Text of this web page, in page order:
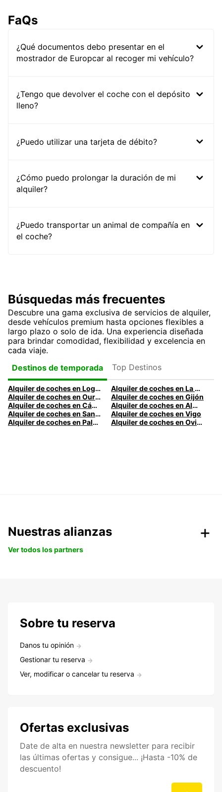
FaQs
¿Qué documentos debo presentar en el
mostrador de Europcar al recoger mi vehículo?
¿Tengo que devolver el coche con el depósito
lleno?
¿Puedo utilizar una tarjeta de débito?
¿Cómo puedo prolongar la duración de mi
alquiler?
¿Puedo transportar un animal de compañía en
el coche?
Búsquedas más frecuentes
Descubre una gama exclusiva de servicios de alquiler,
desde vehículos premium hasta opciones flexibles a
largo plazo o solo de ida. Una experiencia diseñada
para brindar comodidad, flexibilidad y excelencia en
cada viaje.
Destinos de temporada
Top Destinos
Alquiler de coches en Logroño
Alquiler de coches en La Coruña
Alquiler de coches en Ourense
Alquiler de coches en Gijón
Alquiler de coches en Cádiz
Alquiler de coches en Almería
Alquiler de coches en Santander
Alquiler de coches en Vigo
Alquiler de coches en Palma
Alquiler de coches en Oviedo
Nuestras alianzas
Ver todos los partners
Sobre tu reserva
Danos tu opinión
Gestionar tu reserva
Ver, modificar o cancelar tu reserva
Ofertas exclusivas
Date de alta en nuestra newsletter para recibir
las últimas ofertas y consigue... ¡Hasta -10% de
descuento!